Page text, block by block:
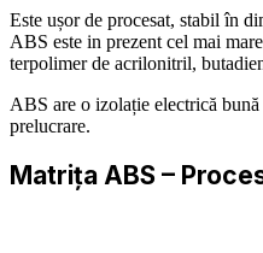
Este ușor de procesat, stabil în
ABS este in prezent cel mai
terpolimer de acrilonitril,
ABS are o izolație electrică
prelucrare.
Matrița ABS –